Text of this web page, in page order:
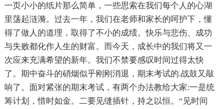
一页小小的纸片那么简单，一些思索在我们每个人的心湖
里荡起涟漪。过去一年，我们在老师和家长的呵护下，懂
得了做人的道理，取得了不小的成绩。快乐与悲伤、成功
与失败都化作人生的财富。而今天，成长中的我们将又一
次应来充满希望的新年。我们不禁要感叹时间过得太快
了。期中奋斗的硝烟似乎刚刚消退，期末考试的.战鼓又敲
响了。面对紧张的期末考试，有两个办法教给大家:一是统
筹计划，惜时如金。二要见缝插针，持之以恒。“见时间